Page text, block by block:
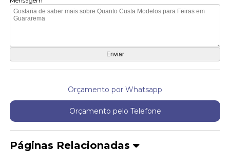
Orçamento por Whatsapp
Orçamento pelo Telefone
Páginas Relacionadas